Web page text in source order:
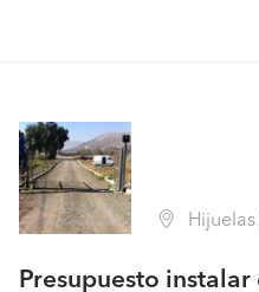
Hijuelas
Presupuesto